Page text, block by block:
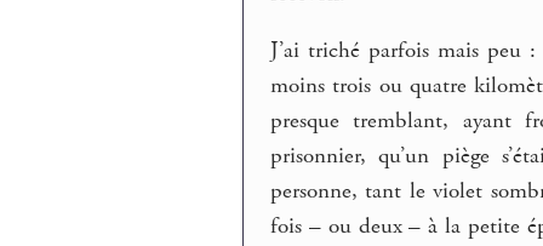
J’ai triché parfois mais
moins trois ou quatre
presque tremblant, ayant
prisonnier, qu’un piège
personne, tant le violet
fois – ou deux – à la petite